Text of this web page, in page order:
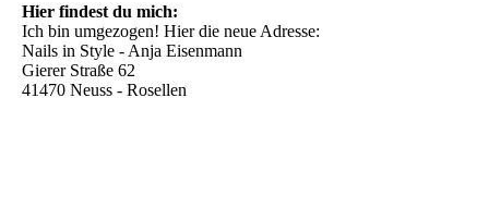
Hier findest du mich:
Ich bin umgezogen! Hier die neue Adresse:
Nails in Style - Anja Eisenmann
Gierer Straße 62
41470 Neuss - Rosellen